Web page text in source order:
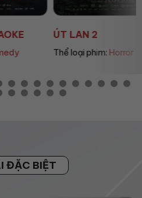
ÚT LAN 2
Thể loại phim: Horror
ĐẶC BIỆT